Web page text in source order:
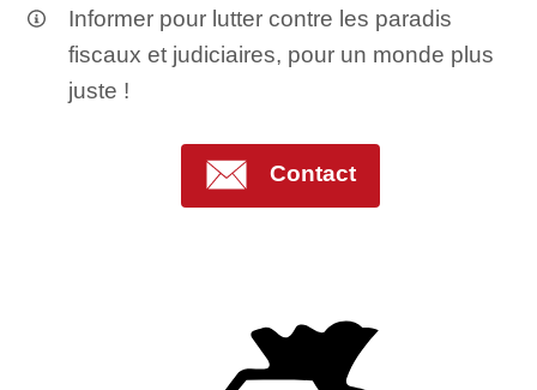
Informer pour lutter contre les paradis
fiscaux et judiciaires, pour un monde plus
juste !
Contact